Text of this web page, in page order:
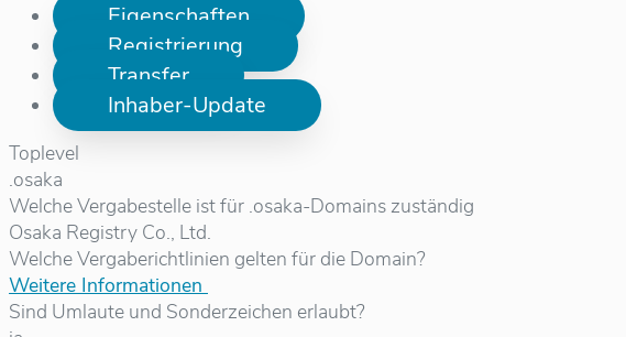
Eigenschaften
Registrierung
Transfer
Inhaber-Update
Toplevel
.osaka
Welche Vergabestelle ist für .osaka-Domains zuständig
Osaka Registry Co., Ltd.
Welche Vergaberichtlinien gelten für die Domain?
Weitere Informationen
Sind Umlaute und Sonderzeichen erlaubt?